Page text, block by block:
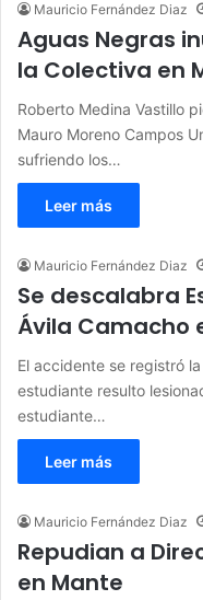
Mauricio Fernández Diaz
Aguas Negras
la Colectiva en
Roberto Medina Vastillo
Mauro Moreno Campos
sufriendo los…
Leer más
Mauricio Fernández Diaz
Se descalabra
Ávila Camacho
El accidente se registró
estudiante resulto
estudiante…
Leer más
Mauricio Fernández Diaz
Repudian a
en Mante